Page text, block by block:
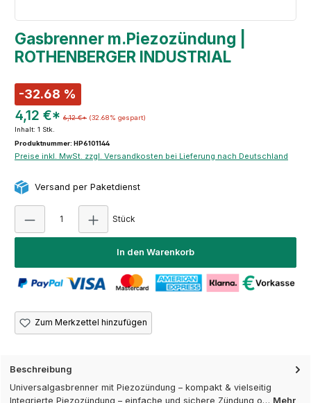
Gasbrenner m.Piezozündung |
ROTHENBERGER INDUSTRIAL
-32.68 %
4,12 €* 6,12 €* (32.68% gespart)
Inhalt: 1 Stk.
Produktnummer: HP6101144
Preise inkl. MwSt. zzgl. Versandkosten bei Lieferung nach Deutschland
Versand per Paketdienst
Stück
In den Warenkorb
Zum Merkzettel hinzufügen
Beschreibung
Universalgasbrenner mit Piezozündung – kompakt & vielseitig
Integrierte Piezozündung – einfache und sichere Zündung o… Mehr